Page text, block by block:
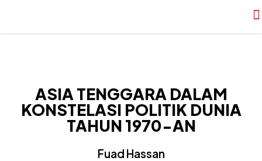
ASIA TENGGARA DALAM
KONSTELASI POLITIK DUNIA
TAHUN 1970-AN
Fuad Hassan